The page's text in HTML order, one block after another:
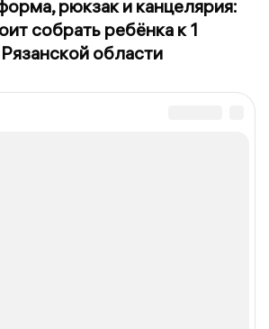
рюкзак и канцелярия:
собрать ребёнка к 1
области